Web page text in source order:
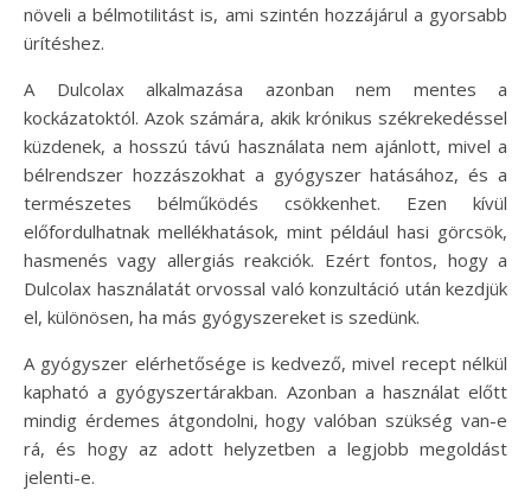
növeli a bélmotilitást is, ami szintén hozzájárul a gyorsabb
ürítéshez.
A Dulcolax alkalmazása azonban nem mentes a
kockázatoktól. Azok számára, akik krónikus székrekedéssel
küzdenek, a hosszú távú használata nem ajánlott, mivel a
bélrendszer hozzászokhat a gyógyszer hatásához, és a
természetes bélműködés csökkenhet. Ezen kívül
előfordulhatnak mellékhatások, mint például hasi görcsök,
hasmenés vagy allergiás reakciók. Ezért fontos, hogy a
Dulcolax használatát orvossal való konzultáció után kezdjük
el, különösen, ha más gyógyszereket is szedünk.
A gyógyszer elérhetősége is kedvező, mivel recept nélkül
kapható a gyógyszertárakban. Azonban a használat előtt
mindig érdemes átgondolni, hogy valóban szükség van-e
rá, és hogy az adott helyzetben a legjobb megoldást
jelenti-e.